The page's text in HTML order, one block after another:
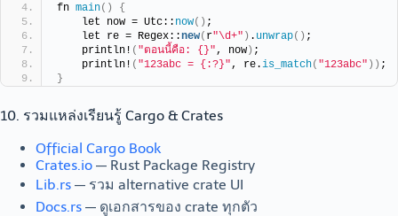
fn main()
{
    let now = Utc::
now() ;
    let re = Regex::
new( r"\d+" ) . unwrap() ;
    println!
( "ตอนนี้คือ: {}", now ) ;
    println!
( "123abc = {:?}", re.is_match( "123abc" )) ;
}
10. รวมแหล่งเรียนรู้ Cargo & Crates
Official Cargo Book
Crates.io — Rust Package Registry
Lib.rs — รวม alternative crate UI
Docs.rs — ดูเอกสารของ crate ทุกตัว